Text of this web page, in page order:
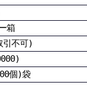
箱
引不可)
個)袋